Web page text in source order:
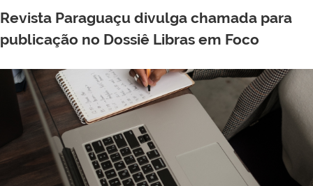
Revista Paraguaçu divulga chamada para
publicação no Dossiê Libras em Foco